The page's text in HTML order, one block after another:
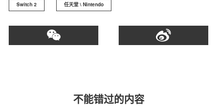
Switch 2 任天堂 \ Nintendo
不能错过的内容